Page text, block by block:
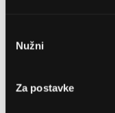
pristanka
Nužni
Za postavke